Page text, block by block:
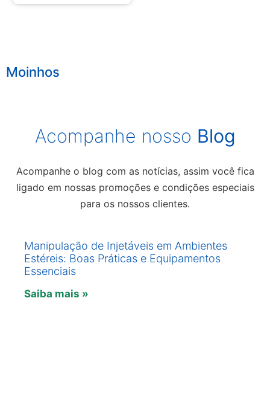
Moinhos
Acompanhe nosso Blog
Acompanhe o blog com as notícias, assim você fica
ligado em nossas promoções e condições especiais
para os nossos clientes.
Manipulação de Injetáveis em Ambientes
Estéreis: Boas Práticas e Equipamentos
Essenciais
Saiba mais »